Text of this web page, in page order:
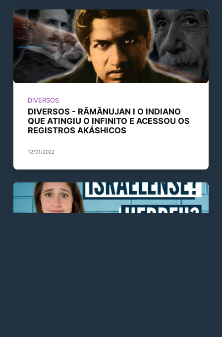
DIVERSOS
DIVERSOS - RĀMĀNUJAN I O INDIANO
QUE ATINGIU O INFINITO E ACESSOU OS
REGISTROS AKÁSHICOS
12/01/2022